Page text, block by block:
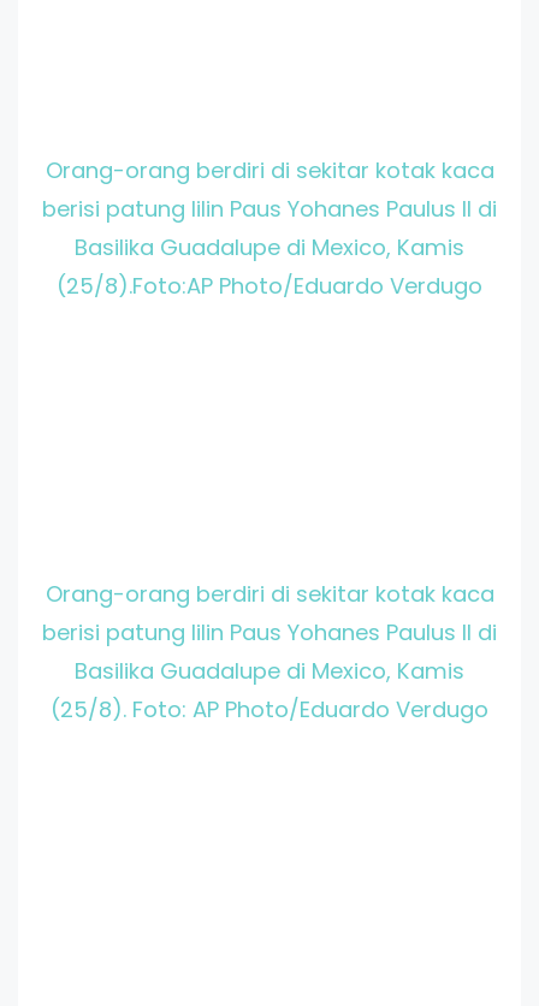
Orang-orang berdiri di sekitar kotak kaca
berisi patung lilin Paus Yohanes Paulus II di
Basilika Guadalupe di Mexico, Kamis
(25/8).Foto:AP Photo/Eduardo Verdugo
Orang-orang berdiri di sekitar kotak kaca
berisi patung lilin Paus Yohanes Paulus II di
Basilika Guadalupe di Mexico, Kamis
(25/8). Foto: AP Photo/Eduardo Verdugo